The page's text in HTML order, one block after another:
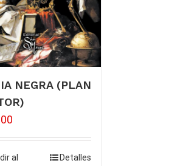
NEGRA (PLAN
al
Detalles